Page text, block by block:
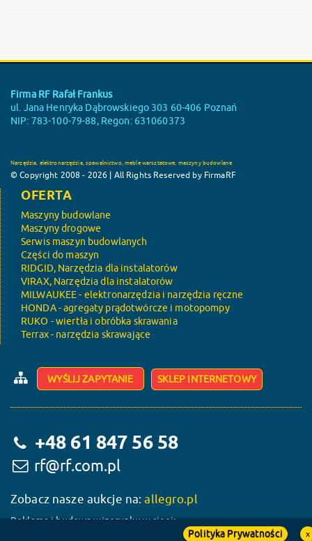
Firma RF Rafał Frankus
ul. Jana Henryka Dąbrowskiego 303 60-406 Poznań
NIP: 783-100-79-88, Regon: 631060373
Narzędzia, elektronarzędzia, spawalnictwo, meble warsztatowe, maszyny budowlane
© Copyright 2008 - 2026 | All Rights Reserved by FirmaRF
OFERTA
Maszyny budowlane
Maszyny drogowe
Serwis maszyn budowlanych
Części do maszyn
RIDGID, Narzędzia dla instalatorów
VIRAX, Narzędzia dla instalatorów
MILWAUKEE - elektronarzędzia i narzędzia ręczne
HONDA - agregaty prądotwórcze i motopompy
RUKO - wiertła i obróbka skrawania
Terrax - narzędzia skrawające
WYŚLIJ ZAPYTANIE SKLEP INTERNETOWY
+48 61 847 56 58
rf@rf.com.pl
Zobacz nasze aukcje na:allegro.pl
Reklama i budowa wizerunku w sieci:
Polityka Prywatności
x